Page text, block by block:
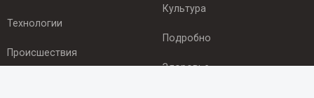
Технологии
Происшествия
Культура
Подробно
Здоровье